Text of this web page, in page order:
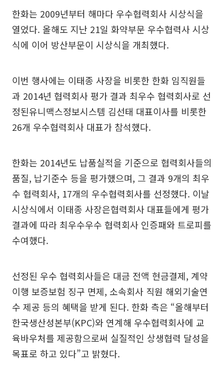
한화는 2009년부터 해마다 우수협력회사 시상식을
열었다. 올해도 지난 21일 화약부문 우수협력사 시상
식에 이어 방산부문이 시상식을 개최했다.
이번 행사에는 이태종 사장을 비롯한 한화 임직원들
과 2014년 협력회사 평가 결과 최우수 협력회사로 선
정된유니맥스정보시스템 김선태 대표이사를 비롯한
26개 우수협력회사 대표가 참석했다.
한화는 2014년도 납품실적을 기준으로 협력회사들의
품질, 납기준수 등을 평가했으며, 그 결과 9개의 최우
수 협력회사, 17개의 우수협력회사를 선정했다. 이날
시상식에서 이태종 사장은협력회사 대표들에게 평가
결과에 따라 최우수우수 협력회사 인증패와 트로피를
수여했다.
선정된 우수 협력회사들은 대금 전액 현금결제, 계약
이행 보증보험 징구 면제, 소속회사 직원 해외기술연
수 제공 등의 혜택을 받게 된다. 한화 측은 “올해부터
한국생산성본부(KPC)와 연계해 우수협력회사에 교
육바우처를 제공함으로써 실질적인 상생협력 달성을
목표로 하고 있다”고 밝혔다.